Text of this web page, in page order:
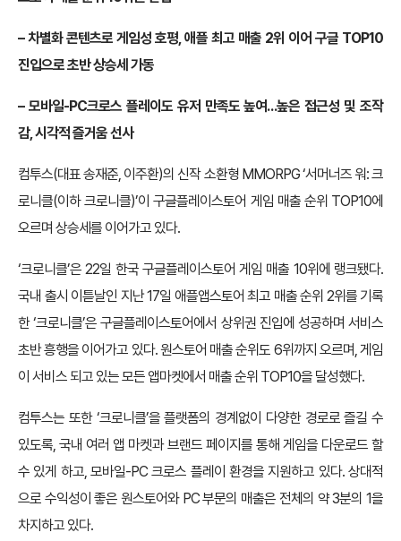
– 차별화 콘텐츠로 게임성 호평, 애플 최고 매출 2위 이어 구글 TOP10
진입으로 초반 상승세 가동
– 모바일-PC크로스 플레이도 유저 만족도 높여…높은 접근성 및 조작
감, 시각적 즐거움 선사
컴투스(대표 송재준, 이주환)의 신작 소환형 MMORPG ‘서머너즈 워: 크
로니클(이하 크로니클)’이 구글플레이스토어 게임 매출 순위 TOP10에
오르며 상승세를 이어가고 있다.
‘크로니클’은 22일 한국 구글플레이스토어 게임 매출 10위에 랭크됐다.
국내 출시 이튿날인 지난 17일 애플앱스토어 최고 매출 순위 2위를 기록
한 ‘크로니클’은 구글플레이스토어에서 상위권 진입에 성공하며 서비스
초반 흥행을 이어가고 있다. 원스토어 매출 순위도 6위까지 오르며, 게임
이 서비스 되고 있는 모든 앱마켓에서 매출 순위 TOP10을 달성했다.
컴투스는 또한 ‘크로니클’을 플랫폼의 경계없이 다양한 경로로 즐길 수
있도록, 국내 여러 앱 마켓과 브랜드 페이지를 통해 게임을 다운로드 할
수 있게 하고, 모바일-PC 크로스 플레이 환경을 지원하고 있다. 상대적
으로 수익성이 좋은 원스토어와 PC 부문의 매출은 전체의 약 3분의 1을
차지하고 있다.